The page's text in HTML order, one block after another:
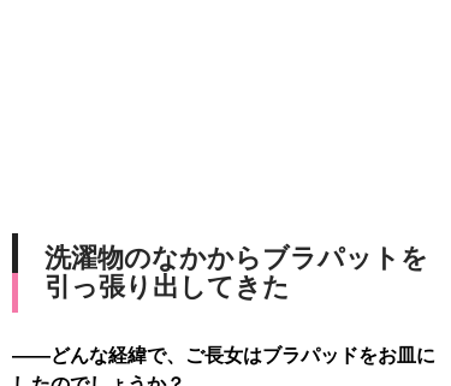
洗濯物のなかからブラパットを
引っ張り出してきた
――どんな経緯で、ご長女はブラパッドをお皿に